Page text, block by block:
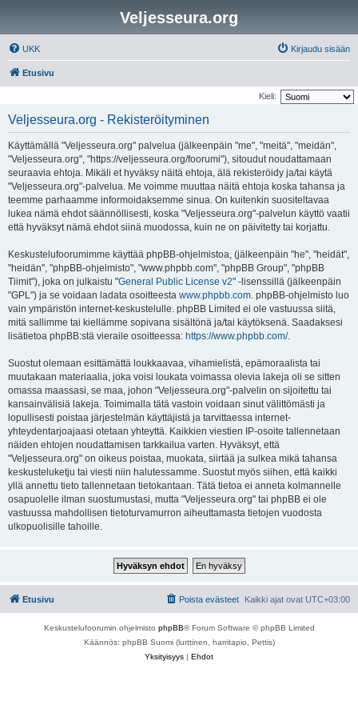
Veljesseura.org
UKK Kirjaudu sisään
Etusivu
Kieli:
Veljesseura.org - Rekisteröityminen
Käyttämällä "Veljesseura.org" palvelua (jälkeenpäin "me", "meitä", "meidän",
"Veljesseura.org", "https://veljesseura.org/foorumi"), sitoudut noudattamaan
seuraavia ehtoja. Mikäli et hyväksy näitä ehtoja, älä rekisteröidy ja/tai käytä
"Veljesseura.org"-palvelua. Me voimme muuttaa näitä ehtoja koska tahansa ja
teemme parhaamme informoidaksemme sinua. On kuitenkin suositeltavaa
lukea nämä ehdot säännöllisesti, koska "Veljesseura.org"-palvelun käyttö vaatii
että hyväksyt nämä ehdot siinä muodossa, kuin ne on päivitetty tai korjattu.
Keskustelufoorumimme käyttää phpBB-ohjelmistoa, (jälkeenpäin "he", "heidät",
"heidän", "phpBB-ohjelmisto", "www.phpbb.com", "phpBB Group", "phpBB
Tiimit"), joka on julkaistu "General Public License v2" -lisenssillä (jälkeenpäin
"GPL") ja se voidaan ladata osoitteesta www.phpbb.com. phpBB-ohjelmisto luo
vain ympäristön internet-keskustelulle. phpBB Limited ei ole vastuussa siitä,
mitä sallimme tai kiellämme sopivana sisältönä ja/tai käytöksenä. Saadaksesi
lisätietoa phpBB:stä vieraile osoitteessa: https://www.phpbb.com/.
Suostut olemaan esittämättä loukkaavaa, vihamielistä, epämoraalista tai
muutakaan materiaalia, joka voisi loukata voimassa olevia lakeja oli se sitten
omassa maassasi, se maa, johon "Veljesseura.org"-palvelin on sijoitettu tai
kansainvälisiä lakeja. Toimimalla tätä vastoin voidaan sinut välittömästi ja
lopullisesti poistaa järjestelmän käyttäjistä ja tarvittaessa internet-
yhteydentarjoajaasi otetaan yhteyttä. Kaikkien viestien IP-osoite tallennetaan
näiden ehtojen noudattamisen tarkkailua varten. Hyväksyt, että
"Veljesseura.org" on oikeus poistaa, muokata, siirtää ja sulkea mikä tahansa
keskusteluketju tai viesti niin halutessamme. Suostut myös siihen, että kaikki
yllä annettu tieto tallennetaan tietokantaan. Tätä tietoa ei anneta kolmannelle
osapuolelle ilman suostumustasi, mutta "Veljesseura.org" tai phpBB ei ole
vastuussa mahdollisen tietoturvamurron aiheuttamasta tietojen vuodosta
ulkopuolisille tahoille.
Etusivu Kaikki ajat ovat UTC+03:00
Poista evästeet
Keskustelufoorumin ohjelmisto phpBB® Forum Software © phpBB Limited
Käännös: phpBB Suomi (lurttinen, harritapio, Pettis)
Yksityisyys | Ehdot